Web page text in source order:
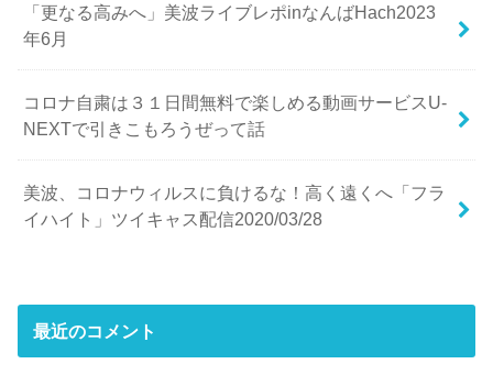
「更なる高みへ」美波ライブレポinなんばHach2023
年6月
コロナ自粛は３１日間無料で楽しめる動画サービスU-
NEXTで引きこもろうぜって話
美波、コロナウィルスに負けるな！高く遠くへ「フラ
イハイト」ツイキャス配信2020/03/28
最近のコメント